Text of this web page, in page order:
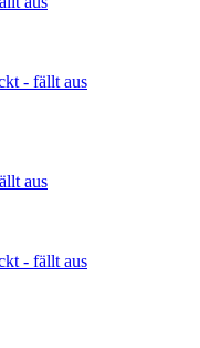
- fällt aus
aus
- fällt aus